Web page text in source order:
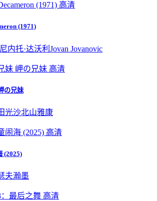
高清
(1971)
尼内托·达沃利 Jovan Jovanovic
高清
の兄妹
光沙北山雅康
高清
(2025)
夫瀚墨
高清